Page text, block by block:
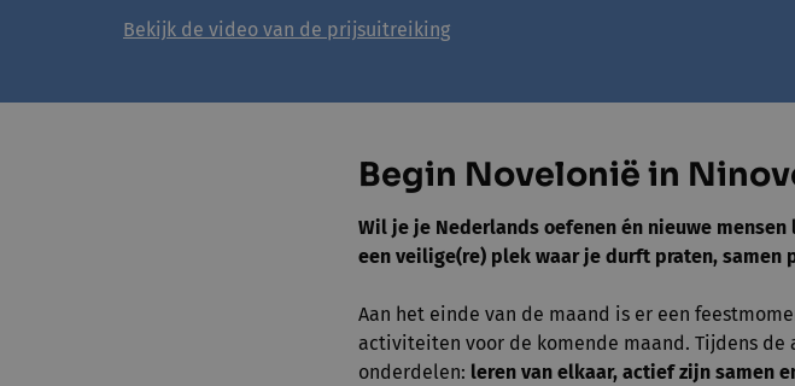
Bekijk de video van de prijsuitreiking
Begin Novelonië in
Wil je je Nederlands oefenen én nieuwe
een veilige(re) plek waar je durft praten,
Aan het einde van de maand is er een
activiteiten voor de komende maand. Tijdens de
onderdelen: leren van elkaar, actief zijn samen